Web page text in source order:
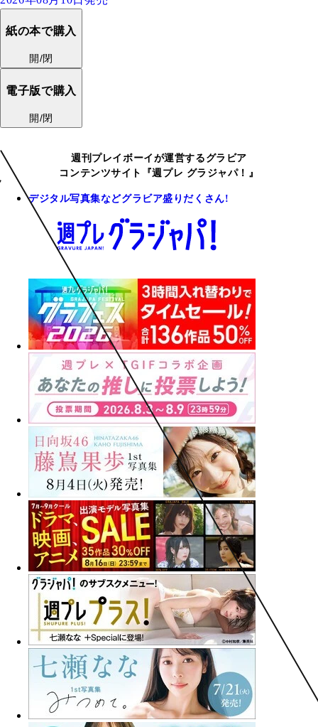
紙の本で購入
開/閉
電子版で購入
開/閉
週刊プレイボーイが運営するグラビア
コンテンツサイト『週プレ グラジャパ！』
デジタル写真集などグラビア盛りだくさん!